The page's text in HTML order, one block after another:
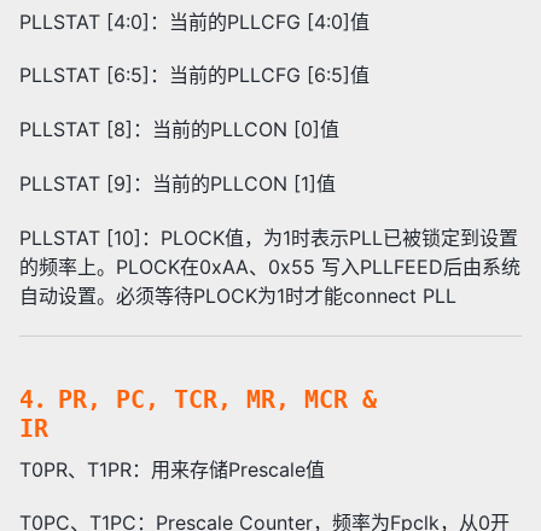
PLLSTAT [4:0]：当前的PLLCFG [4:0]值
PLLSTAT [6:5]：当前的PLLCFG [6:5]值
PLLSTAT [8]：当前的PLLCON [0]值
PLLSTAT [9]：当前的PLLCON [1]值
PLLSTAT [10]：PLOCK值，为1时表示PLL已被锁定到设置
的频率上。PLOCK在0xAA、0x55 写入PLLFEED后由系统
自动设置。必须等待PLOCK为1时才能connect PLL
4．PR, PC, TCR, MR, MCR &
IR
T0PR、T1PR：用来存储Prescale值
T0PC、T1PC：Prescale Counter，频率为Fpclk，从0开